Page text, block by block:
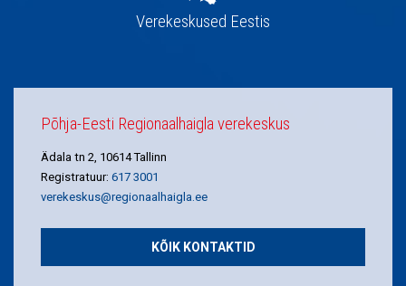
Verekeskused Eestis
Põhja-Eesti Regionaalhaigla verekeskus
Ädala tn 2, 10614 Tallinn
Registratuur: 617 3001
verekeskus@regionaalhaigla.ee
KÕIK KONTAKTID